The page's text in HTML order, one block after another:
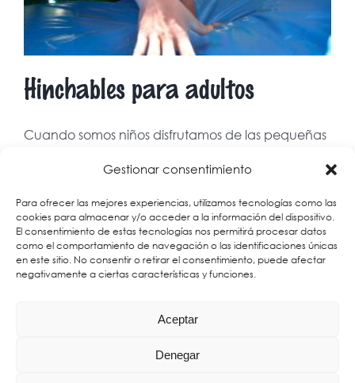
Gestionar consentimiento
Para ofrecer las mejores experiencias, utilizamos tecnologías como las
cookies para almacenar y/o acceder a la información del dispositivo.
El consentimiento de estas tecnologías nos permitirá procesar datos
como el comportamiento de navegación o las identificaciones únicas
en este sitio. No consentir o retirar el consentimiento, puede afectar
negativamente a ciertas características y funciones.
Aceptar
Denegar
Hinchables para adultos
Cuando somos niños disfrutamos de las pequeñas
31 enero, 2020 | Noticias | Sin comentarios
Más información